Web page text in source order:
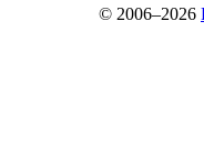
© 2006–2026